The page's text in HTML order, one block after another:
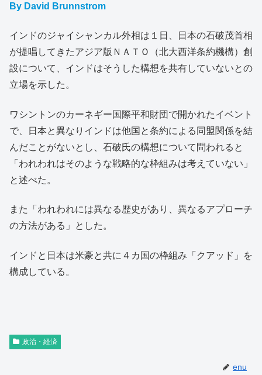
By David Brunnstrom
インドのジャイシャンカル外相は１日、日本の石破茂首相
が提唱してきたアジア版ＮＡＴＯ（北大西洋条約機構）創
設について、インドはそうした構想を共有していないとの
立場を示した。
ワシントンのカーネギー国際平和財団で開かれたイベント
で、日本と異なりインドは他国と条約による同盟関係を結
んだことがないとし、石破氏の構想について問われると
「われわれはそのような戦略的な枠組みは考えていない」
と述べた。
また「われわれには異なる歴史があり、異なるアプローチ
の方法がある」とした。
インドと日本は米豪と共に４カ国の枠組み「クアッド」を
構成している。
政治・経済
enu